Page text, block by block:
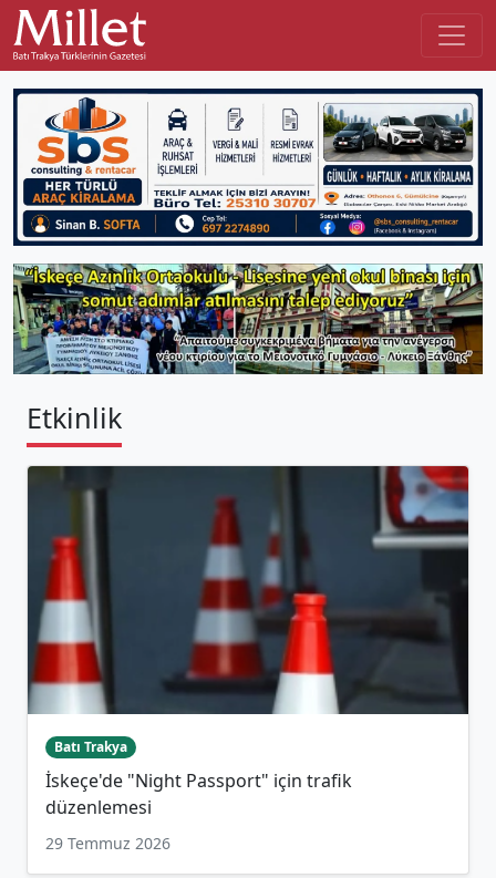
Etkinlik
Batı Trakya
İskeçe'de "Night Passport" için trafik
düzenlemesi
29 Temmuz 2026